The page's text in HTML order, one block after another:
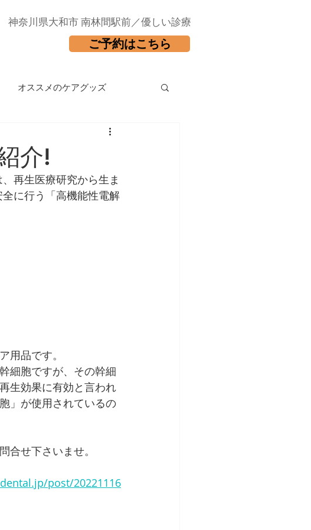
​神奈川県大和市 南林間駅前／優しい診療
ご予約はこちら
オススメのケアグッズ
介!
再生医療研究から生ま
に行う「高機能性電解
用品です。
細胞ですが、その幹細
生効果に有効と言われ
」が使用されているの
合せ下さいませ。
post/20221116